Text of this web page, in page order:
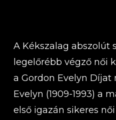
A Kékszalag abszolút
legelőrébb végző női
a Gordon Evelyn Díjat
Evelyn (1909-1993) a
első igazán sikeres